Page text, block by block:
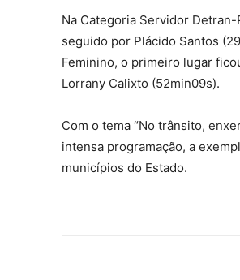
Na Categoria Servidor
seguido por Plácido Santos
Feminino, o primeiro lugar
Lorrany Calixto (52min09s).
Com o tema “No trânsito,
intensa programação, a
municípios do Estado.